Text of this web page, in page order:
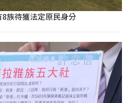
族待獲法定原民身分